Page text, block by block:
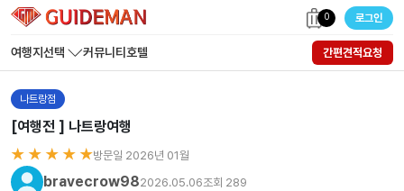
0 로그인
여행지선택 커뮤니티 호텔 간편견적요청
나트랑점
[여행전 ] 나트랑여행
★ ★ ★ ★ ★방문일 2026년 01월
bravecrow982026.05.06조회 289